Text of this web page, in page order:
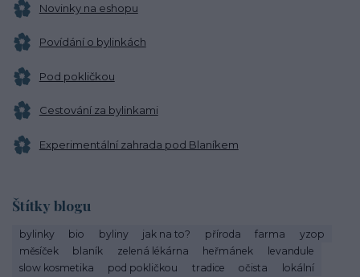
Novinky na eshopu
Povídání o bylinkách
Pod pokličkou
Cestování za bylinkami
Experimentální zahrada pod Blaníkem
Štítky blogu
bylinky bio byliny jak na to? příroda farma
yzop
měsíček
blaník zelená lékárna heřmánek
levandule
slow kosmetika
pod pokličkou tradice očista
lokální